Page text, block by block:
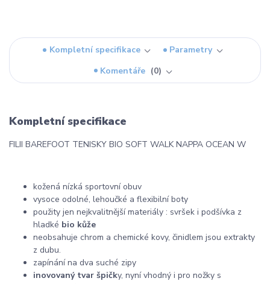
Kompletní specifikace
Parametry
Komentáře
0
Kompletní specifikace
FILII BAREFOOT TENISKY BIO SOFT WALK NAPPA OCEAN W
kožená nízká sportovní obuv
vysoce odolné, lehoučké a flexibilní boty
použity jen nejkvalitnější materiály : svršek i podšívka z
hladké bio kůže
neobsahuje chrom a chemické kovy, činidlem jsou extrakty
z dubu.
zapínání na dva suché zipy
inovovaný tvar špičky, nyní vhodný i pro nožky s